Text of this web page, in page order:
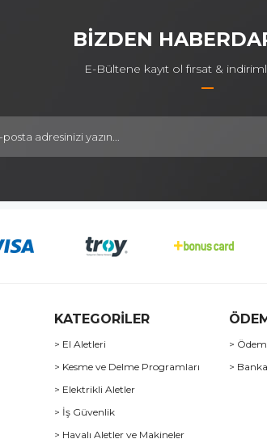
BİZDEN
E-Bültene kayıt ol fırsat &
KATEGORİLER
> El Aletleri
> Kesme ve Delme Programları
> Elektrikli Aletler
> İş Güvenlik
> Havalı Aletler ve Makineler
>
>